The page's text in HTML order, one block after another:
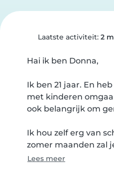
Laatste activiteit: 2
Hai ik ben Donna,
Ik ben 21 jaar. En
met kinderen
ook belangrijk om
Ik hou zelf erg van
zomer maanden zal
Lees meer